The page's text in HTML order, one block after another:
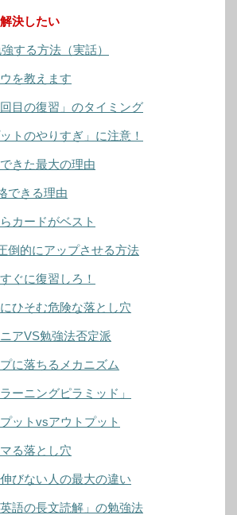
決したい
する方法（実話）
を教えます
目の復習」のタイミング
トのやりすぎ」に注意！
きた最大の理由
できる理由
カードがベスト
倒的にアップさせる方法
ぐに復習しろ！
ひそむ危険な落とし穴
アVS勉強法否定派
に落ちるメカニズム
ーニングピラミッド」
ットvsアウトプット
る落とし穴
びない人の最大の違い
語の長文読解」の勉強法